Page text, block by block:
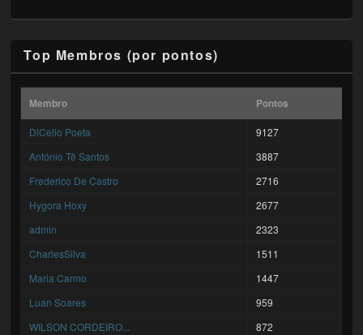
Top Membros (por pontos)
Membro Pontos
DiCello Poeta
9127
António Tê Santos
3887
Frederico De Castro
2716
Hygora Hoxy
2677
admin
2323
CharlesSilva
1511
Maria Carmo
1447
Luan Soares
959
WILSON CORDEIRO...
872